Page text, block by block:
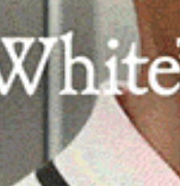
sulla
ferito